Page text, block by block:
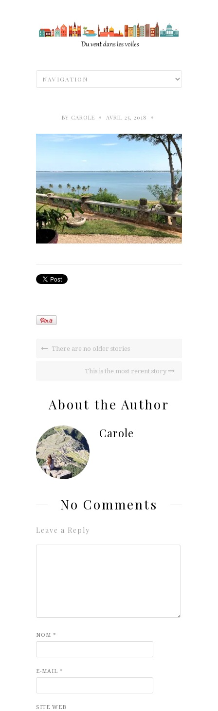
BY CAROLE • AVRIL 25, 2018 •
There are no older stories
This is the most recent story
About the Author
Carole
No Comments
Leave a Reply
NOM *
E-MAIL *
SITE WEB